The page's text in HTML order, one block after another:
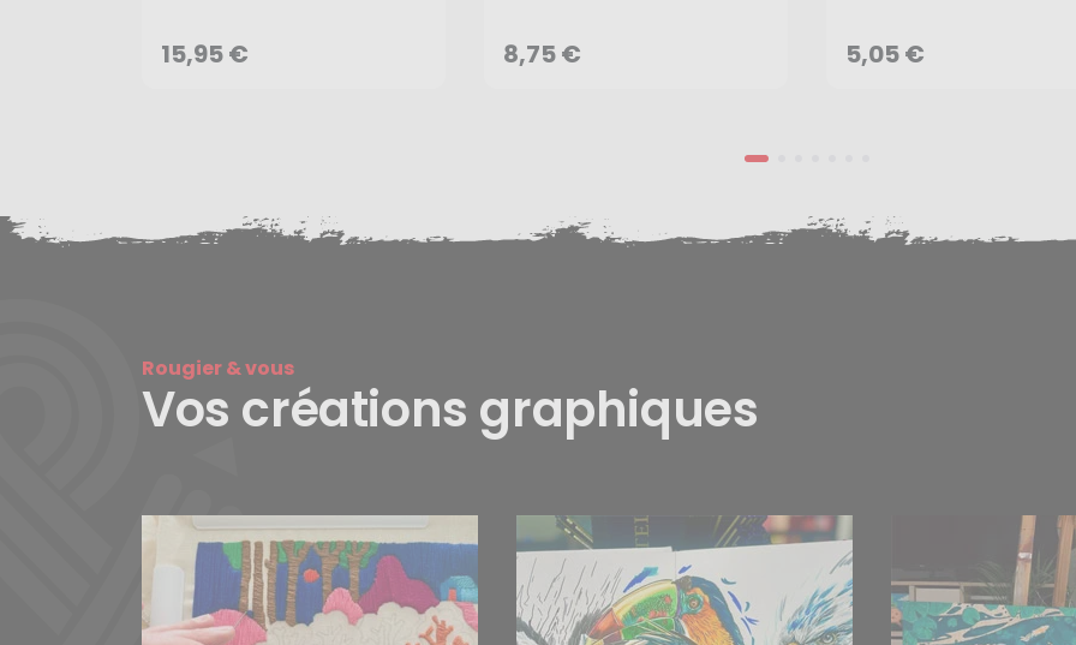
15,95 €AJOUTER AU PANIER 8,75 €AJOUTER AU PANIER 5,05 €AJOUTER AU PANIER
Rougier & vous
Vos créations graphiques